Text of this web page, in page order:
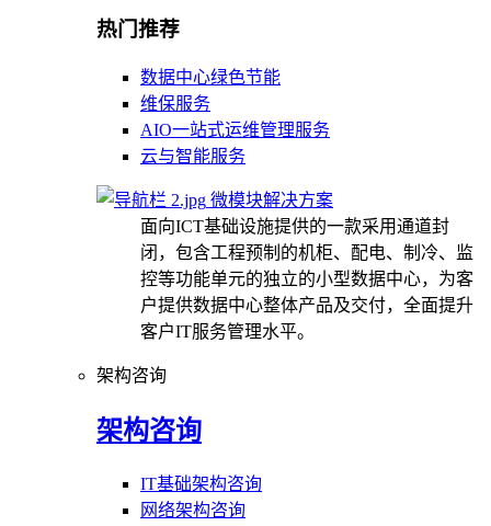
热门推荐
数据中心绿色节能
维保服务
AIO一站式运维管理服务
云与智能服务
微模块解决方案
面向ICT基础设施提供的一款采用通道封
闭，包含工程预制的机柜、配电、制冷、监
控等功能单元的独立的小型数据中心，为客
户提供数据中心整体产品及交付，全面提升
客户IT服务管理水平。
架构咨询
架构咨询
IT基础架构咨询
网络架构咨询